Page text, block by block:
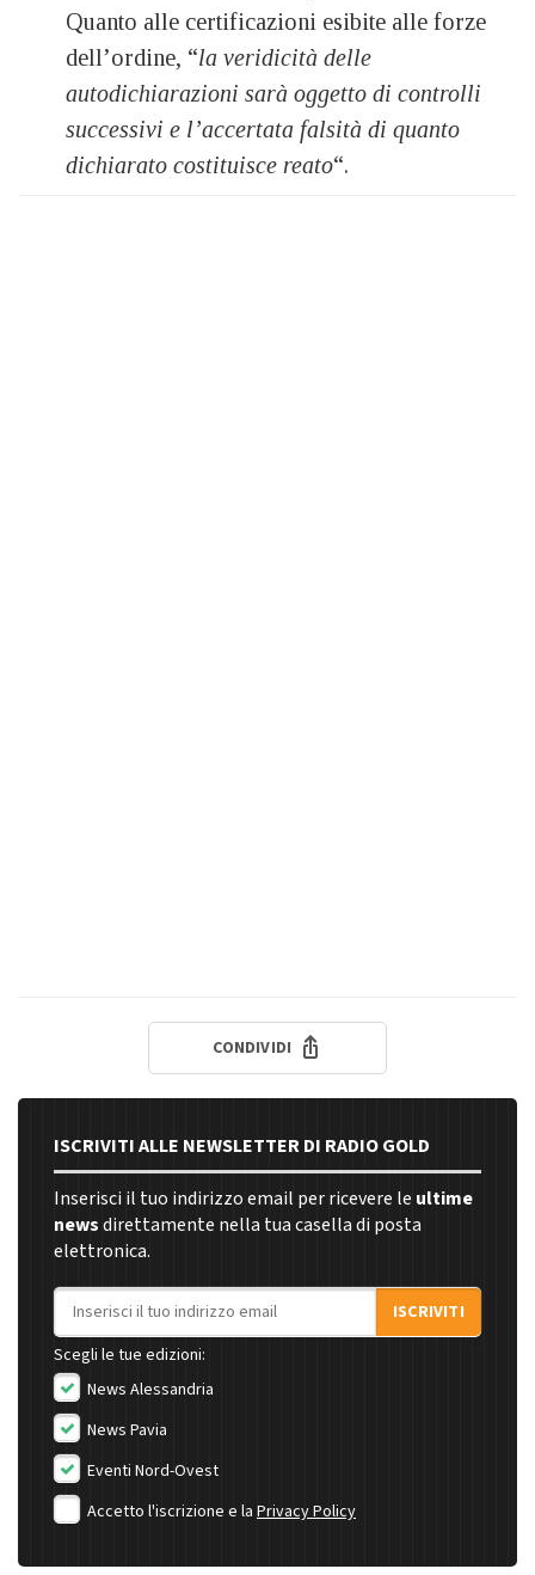
Quanto alle certificazioni esibite alle forze
dell’ordine, “la veridicità delle
autodichiarazioni sarà oggetto di controlli
successivi e l’accertata falsità di quanto
dichiarato costituisce reato“.
CONDIVIDI
ISCRIVITI ALLE NEWSLETTER DI RADIO GOLD
Inserisci il tuo indirizzo email per ricevere le ultime
newsdirettamente nella tua casella di posta
elettronica.
Indirizzo email
ISCRIVITI
Scegli le tue edizioni:
News Alessandria
News Pavia
Eventi Nord-Ovest
Accetto l'iscrizione e la Privacy Policy